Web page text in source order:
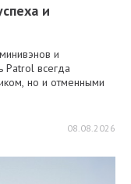
и
и
Patrol всегда
но и отменными
08.08.2026